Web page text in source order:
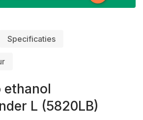
ethanol
L (5820LB)
Specificaties